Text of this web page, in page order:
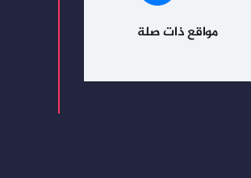
مواقع ذات صلة